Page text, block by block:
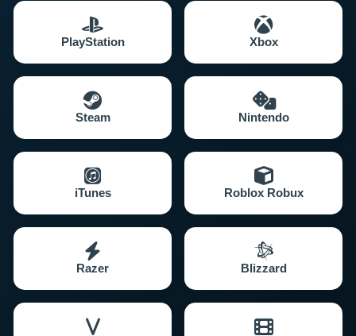
PlayStation Xbox
Steam Nintendo
iTunes Roblox Robux
Razer Blizzard